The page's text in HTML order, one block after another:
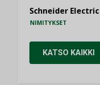
Schneider Electric
NIMITYKSET
KATSO KAIKKI